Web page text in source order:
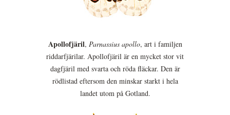
Apollofjäril, Parnassius apollo, art i familjen
riddarfjärilar. Apollofjäril är en mycket stor vit
dagfjäril med svarta och röda fläckar. Den är
rödlistad eftersom den minskar starkt i hela
landet utom på Gotland.